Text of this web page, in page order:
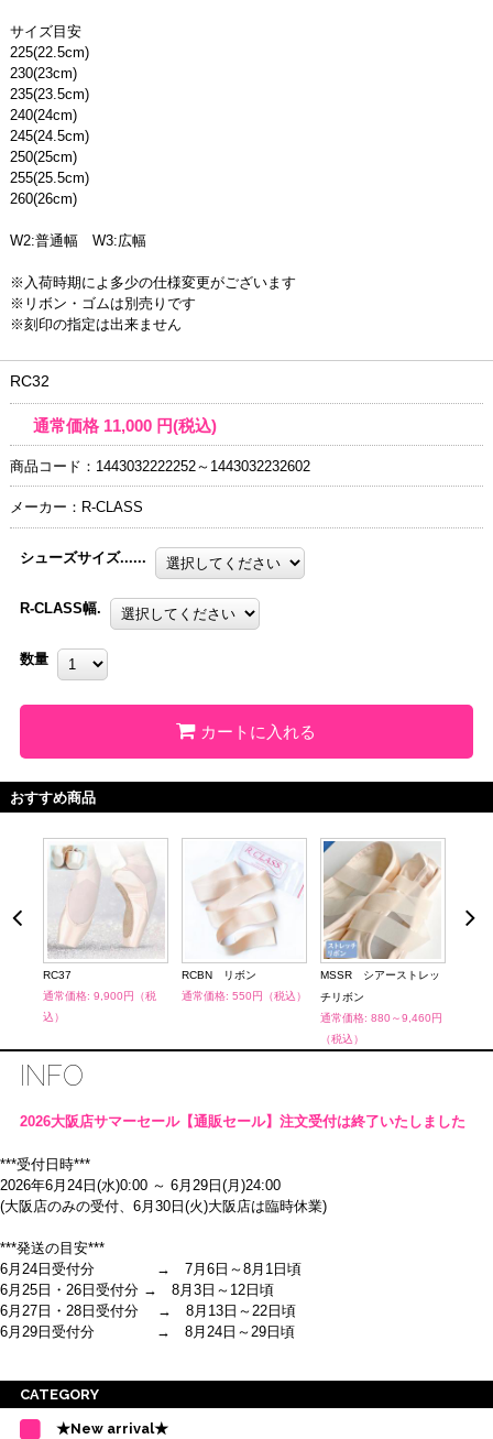
サイズ目安
225(22.5cm)
230(23cm)
235(23.5cm)
240(24cm)
245(24.5cm)
250(25cm)
255(25.5cm)
260(26cm)
W2:普通幅 W3:広幅
※入荷時期によ多少の仕様変更がございます
※リボン・ゴムは別売りです
※刻印の指定は出来ません
RC32
通常価格 11,000円(税込)
商品コード：1443032222252～1443032232602
メーカー：R-CLASS
シューズサイズ......
R-CLASS幅.
数量
カートに入れる
おすすめ商品
RC37
通常価格: 9,900円（税
込）
RCBN リボン
通常価格: 550円（税込）
MSSR シアーストレッ
チリボン
通常価格: 880～9,460円
（税込）
INFO
2026大阪店サマーセール【通販セール】注文受付は終了いたしました
***受付日時***
2026年6月24日(水)0:00 ～ 6月29日(月)24:00
(大阪店のみの受付、6月30日(火)大阪店は臨時休業)
***発送の目安***
6月24日受付分 → 7月6日～8月1日頃
6月25日・26日受付分 → 8月3日～12日頃
6月27日・28日受付分 → 8月13日～22日頃
6月29日受付分 → 8月24日～29日頃
※ご注意
CATEGORY
★New arrival★